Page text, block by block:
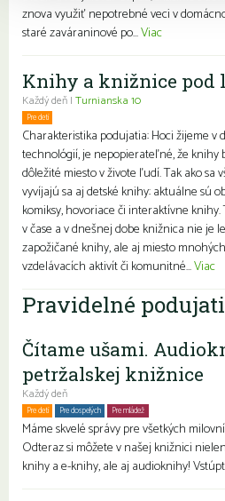
znova využiť nepotrebné veci v
staré zaváraninové po...Viac
Knihy a knižnice pod
Každý deň | Turnianska 10
Pre deti
Charakteristika podujatia: Hoci žijeme v
technológií, je nepopierateľné, že
dôležité miesto v živote ľudí. Tak ako sa
vyvíjajú sa aj detské knihy: aktuálne sú
komiksy, hovoriace či interaktívne
v čase a v dnešnej dobe knižnica nie je
zapožičané knihy, ale aj miesto
vzdelávacích aktivít či komunitné...Viac
Pravidelné
Čítame ušami.
petržalskej knižnice
Každý deň
Pre deti Pre dospelých Pre mládež
Máme skvelé správy pre všetkých
Odteraz si môžete v našej knižnici
knihy a e-knihy, ale aj audioknihy!